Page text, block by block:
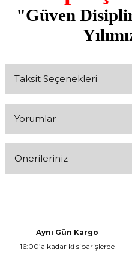
"Güven
Taksit Seçenekleri
Yorumlar
Önerileriniz
Ürün resmi kalitesiz, bozuk
Aynı Gün Kargo
16:00’a kadar ki siparişlerde